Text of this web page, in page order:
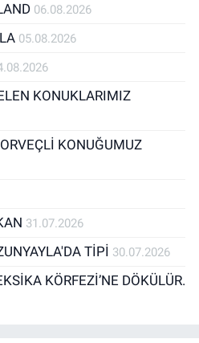
06.08.2026
05.08.2026
KONUKLARIMIZ
KONUĞUMUZ
31.07.2026
TİPİ 30.07.2026
KÖRFEZİ’NE DÖKÜLÜR.